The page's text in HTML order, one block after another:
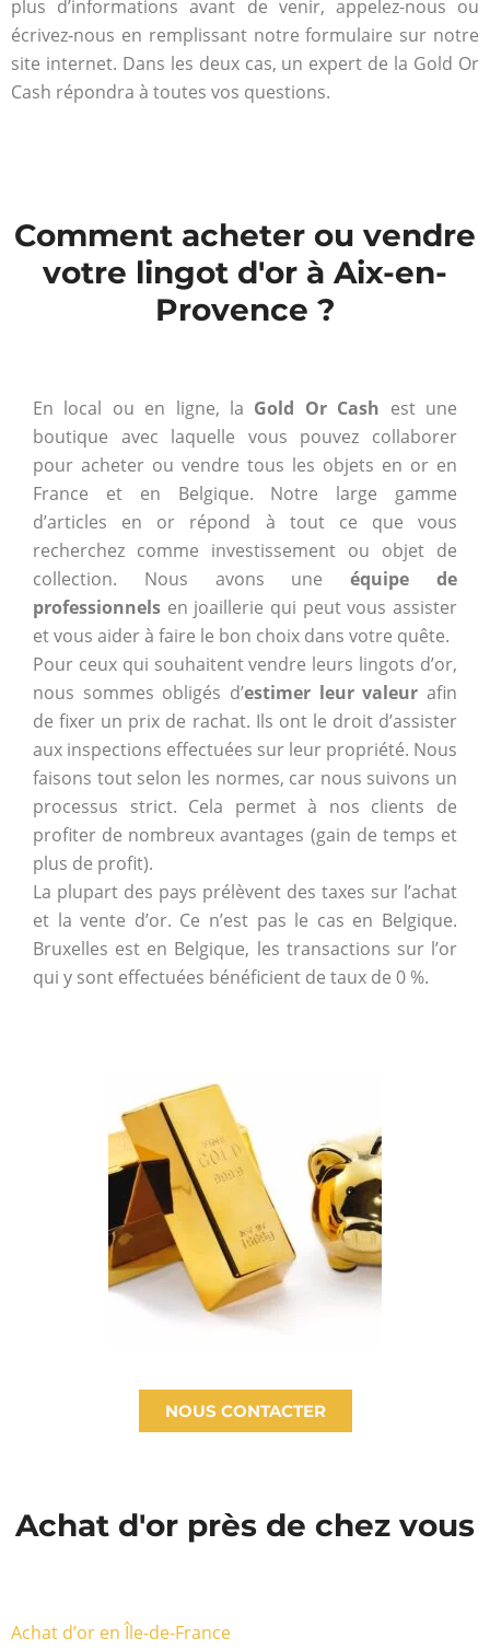
plus d’informations avant de venir, appelez-nous ou
écrivez-nous en remplissant notre formulaire sur notre
site internet. Dans les deux cas, un expert de la Gold Or
Cash répondra à toutes vos questions.
Comment acheter ou vendre
votre lingot d'or à Aix-en-
Provence ?
En local ou en ligne, la Gold Or Cash est une
boutique avec laquelle vous pouvez collaborer
pour acheter ou vendre tous les objets en or en
France et en Belgique. Notre large gamme
d’articles en or répond à tout ce que vous
recherchez comme investissement ou objet de
collection. Nous avons uneéquipe de
professionnels en joaillerie qui peut vous assister
et vous aider à faire le bon choix dans votre quête.
Pour ceux qui souhaitent vendre leurs lingots d’or,
nous sommes obligés d’estimer leur valeur afin
de fixer un prix de rachat. Ils ont le droit d’assister
aux inspections effectuées sur leur propriété. Nous
faisons tout selon les normes, car nous suivons un
processus strict. Cela permet à nos clients de
profiter de nombreux avantages (gain de temps et
plus de profit).
La plupart des pays prélèvent des taxes sur l’achat
et la vente d’or. Ce n’est pas le cas en Belgique.
Bruxelles est en Belgique, les transactions sur l’or
qui y sont effectuées bénéficient de taux de 0 %.
NOUS CONTACTER
Achat d'or près de chez vous
Achat d’or en Île-de-France